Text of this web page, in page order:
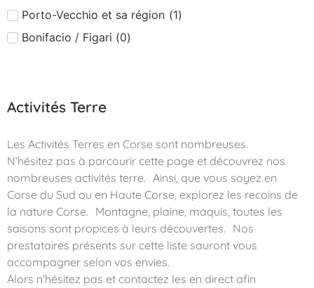
Porto-Vecchio et sa région (1)
Bonifacio / Figari (0)
Activités Terre
Les Activités Terres en Corse sont nombreuses.
N’hésitez pas à parcourir cette page et découvrez nos
nombreuses activités terre. Ainsi, que vous soyez en
Corse du Sud ou en Haute Corse, explorez les recoins de
la nature Corse. Montagne, plaine, maquis, toutes les
saisons sont propices à leurs découvertes. Nos
prestataires présents sur cette liste sauront vous
accompagner selon vos envies.
Alors n’hésitez pas et contactez les en direct afin